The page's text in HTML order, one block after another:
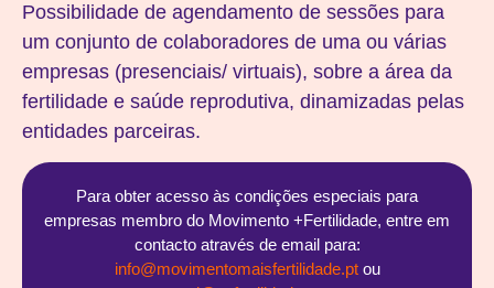
Possibilidade de agendamento de sessões para
um conjunto de colaboradores de uma ou várias
empresas (presenciais/ virtuais), sobre a área da
fertilidade e saúde reprodutiva, dinamizadas pelas
entidades parceiras.
Para obter acesso às condições especiais para
empresas membro do Movimento +Fertilidade, entre em
contacto através de email para:
info@movimentomaisfertilidade.ptou